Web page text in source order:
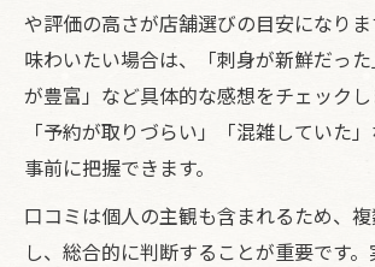
や評価の高さが店舗選びの目安になり
味わいたい場合は、「刺身が新鮮だっ
が豊富」など具体的な感想をチェック
「予約が取りづらい」「混雑していた
事前に把握できます。
口コミは個人の主観も含まれるため、
し、総合的に判断することが重要です